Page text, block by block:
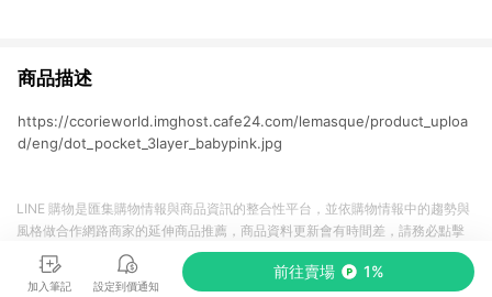
商品描述
https://ccorieworld.imghost.cafe24.com/lemasque/product_uploa
d/eng/dot_pocket_3layer_babypink.jpg
加入筆記 設定到價通知
前往賣場 1%
LINE 購物是匯集購物情報與商品資訊的整合性平台，並依購物情報中的趨勢與
風格做合作網路商家的延伸商品推薦，商品資料更新會有時間差，請務必點擊
商品至各合作網路商家，確認現售價與購物條件，一切資訊以合作廠商網頁為
準。